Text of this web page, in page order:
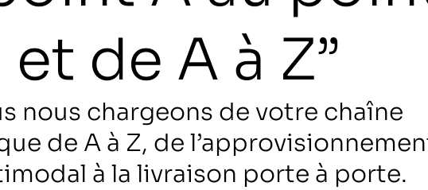
et de A à Z”
nous chargeons de votre chaîne
de A à Z, de
à la livraison porte à porte.